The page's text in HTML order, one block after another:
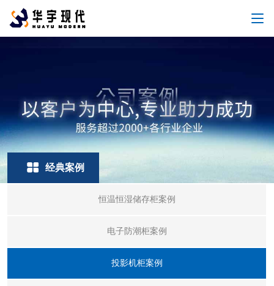
经典案例
恒温恒湿储存柜案例
电子防潮柜案例
投影机柜案例